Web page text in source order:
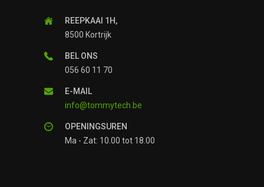
REEPKAAI 1H,
8500 Kortrijk
BEL ONS
056 60 11 70
E-MAIL
info@tommytech.be
OPENINGSUREN
Ma - Zat: 10.00 tot 18.00